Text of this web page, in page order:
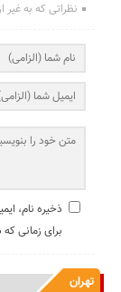
نظراتی که به غیر
ذخیره نام،
برای زمانی
تهران